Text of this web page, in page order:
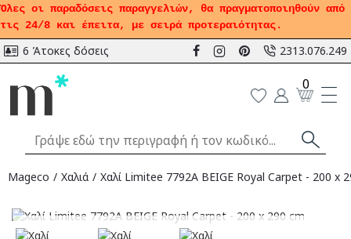
Όλες οι παραδόσεις παραγγελιών, θα πραγματοποιηθούν από
τις 24/8 και έπειτα, με σειρά προτεραιότητας.
6 Άτοκες δόσεις 2313.076.249
0
Mageco Χαλιά Χαλί Limitee 7792A BEIGE Royal Carpet - 200 x
Αναμένεται